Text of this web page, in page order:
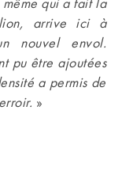
arrive ici à
nouvel envol.
pu être ajoutées
a permis de
»